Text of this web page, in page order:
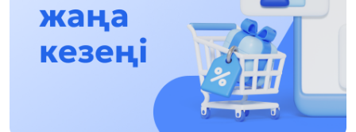
túrmesine aýystyrýy múmkin
16:15, 27 Shilde 2026
Óskenbaı Qulataıuly: Rýhanıatqa qyzmet etken
17:46, 26 Shilde 2026